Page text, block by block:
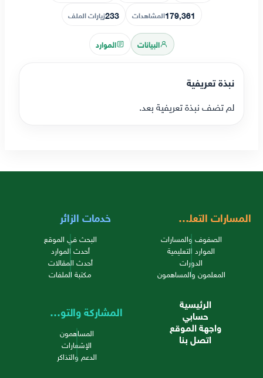
179,361المشاهدات 233زيارات الملف
البيانات الموارد
نبذة تعريفية
لم تضف نبذة تعريفية بعد.
المسارات التعليمية
الصفوف والمسارات
الموارد التعليمية
الدورات
المعلمون والمساهمون
خدمات الزائر
البحث في الموقع
أحدث الموارد
أحدث المقالات
مكتبة الملفات
الرئيسية
حسابي
واجهة الموقع
اتصل بنا
المشاركة والتواصل
المساهمون
الإشعارات
الدعم والتذاكر